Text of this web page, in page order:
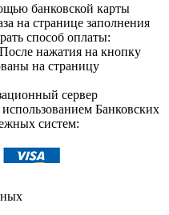
банковской карты
на странице заполнения
способ оплаты:
нажатия на кнопку
на страницу
сервер
Банковских
систем: